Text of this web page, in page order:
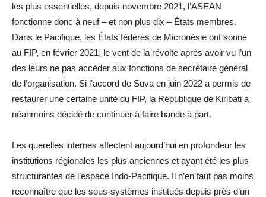
les plus essentielles, depuis novembre 2021, l’ASEAN
fonctionne donc à neuf – et non plus dix – États membres.
Dans le Pacifique, les États fédérés de Micronésie ont sonné
au FIP, en février 2021, le vent de la révolte après avoir vu l’un
des leurs ne pas accéder aux fonctions de secrétaire général
de l’organisation. Si l’accord de Suva en juin 2022 a permis de
restaurer une certaine unité du FIP, la République de Kiribati a
néanmoins décidé de continuer à faire bande à part.
Les querelles internes affectent aujourd’hui en profondeur les
institutions régionales les plus anciennes et ayant été les plus
structurantes de l’espace Indo-Pacifique. Il n’en faut pas moins
reconnaître que les sous-systèmes institués depuis près d’un